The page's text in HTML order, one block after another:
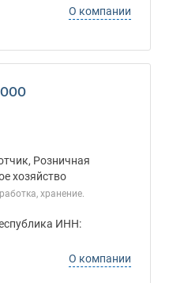
О компании
ООО
Розничная
хозяйство
хранение.
ИНН:
О компании